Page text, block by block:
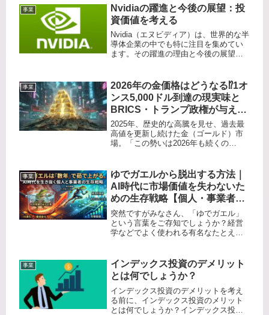
やニュースには「◯◯株で大儲け」
「次なるバブル銘柄」といった情報が
溢...
事業
Nvidiaの躍進と今後の展望：投
資価値を考える
Nvidia（エヌビディア）は、世界的な半
導体企業の中でも特に注目を集めてい
ます。その躍進の理由と今後の展望、
Nvidiaは、グラフィックス処理ユニット
（GPU）の分...
事業
2026年の金価格はどうなる⁉️1オ
ンス5,000ドル到達の現実味と
BRICS・トランプ政権が与える
衝撃
2025年、歴史的な高騰を見せ、過去最
高値を更新し続けた金（ゴールド）市
場。「この勢いは2026年も続くの
も多いでしょう。結論から言えば、
2026年は単なる投資ブームを超え、...
事業
ゆでガエルから脱出する方法｜
AI時代に市場価値を失わないた
めの生存戦略【個人・事業者向
け】
突然ですがみなさん、「ゆでガエル」
という言葉をご存知でしょうか？経営
学などでよく使われる有名なたとえ話
なか気づけない」という現象を指しま
す。カエルを冷たい水の入った鍋に入
れ...
事業
インデックス投資のデメリット
とは何でしょうか？
インデックス投資のデメリットを考え
る前に、インデックス投資のメリット
とは何でしょうか？インデックス投資